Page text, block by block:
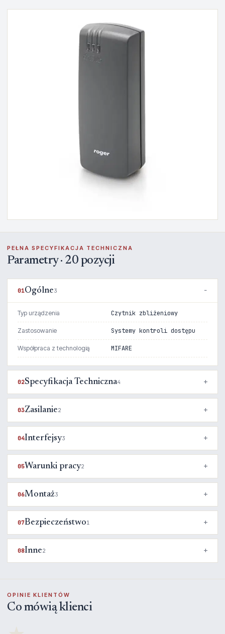
PEŁNA SPECYFIKACJA TECHNICZNA
Parametry · 20 pozycji
01Ogólne3
Typ urządzenia Czytnik zbliżeniowy
Zastosowanie Systemy kontroli dostępu
Współpraca z technologią MIFARE
02Specyfikacja Techniczna4
03Zasilanie2
04Interfejsy3
05Warunki pracy2
06Montaż3
07Bezpieczeństwo1
08Inne2
OPINIE KLIENTÓW
Co mówią klienci